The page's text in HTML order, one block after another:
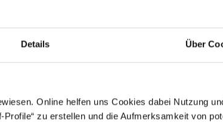
Details Über
Online helfen uns Cookies dabei Nutzung
zu erstellen und die Aufmerksamkeit von